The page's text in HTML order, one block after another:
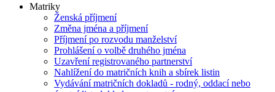
Matriky
Ženská příjmení
Změna jména a příjmení
Příjmení po rozvodu manželství
Prohlášení o volbě druhého jména
Uzavření registrovaného partnerství
Nahlížení do matričních knih a sbírek listin
Vydávání matričních dokladů - rodný, oddací nebo